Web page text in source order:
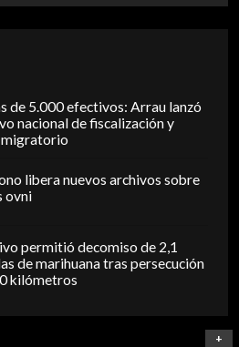
de 5.000 efectivos: Arrau lanzó
nacional de fiscalización y
libera nuevos archivos sobre
ovni
permitió decomiso de 2,1
de marihuana tras persecución
kilómetros
+